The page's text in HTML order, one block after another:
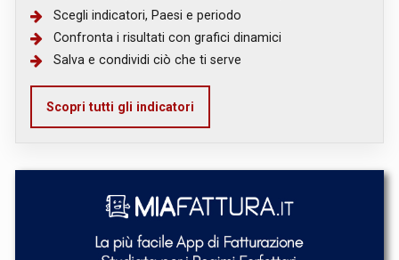
Scegli indicatori, Paesi e periodo
Confronta i risultati con grafici dinamici
Salva e condividi ciò che ti serve
Scopri tutti gli indicatori